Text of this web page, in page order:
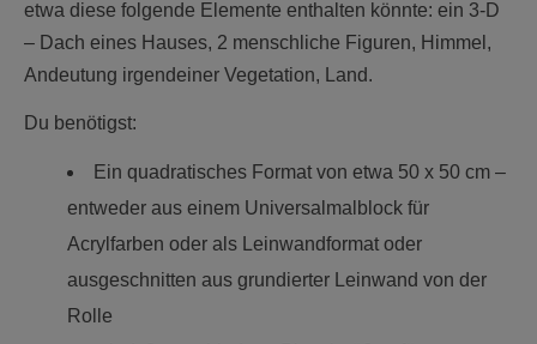
etwa diese folgende Elemente enthalten könnte: ein 3-D
– Dach eines Hauses, 2 menschliche Figuren, Himmel,
Andeutung irgendeiner Vegetation, Land.
Du benötigst:
Ein quadratisches Format von etwa 50 x 50 cm –
entweder aus einem Universalmalblock für
Acrylfarben oder als Leinwandformat oder
ausgeschnitten aus grundierter Leinwand von der
Rolle